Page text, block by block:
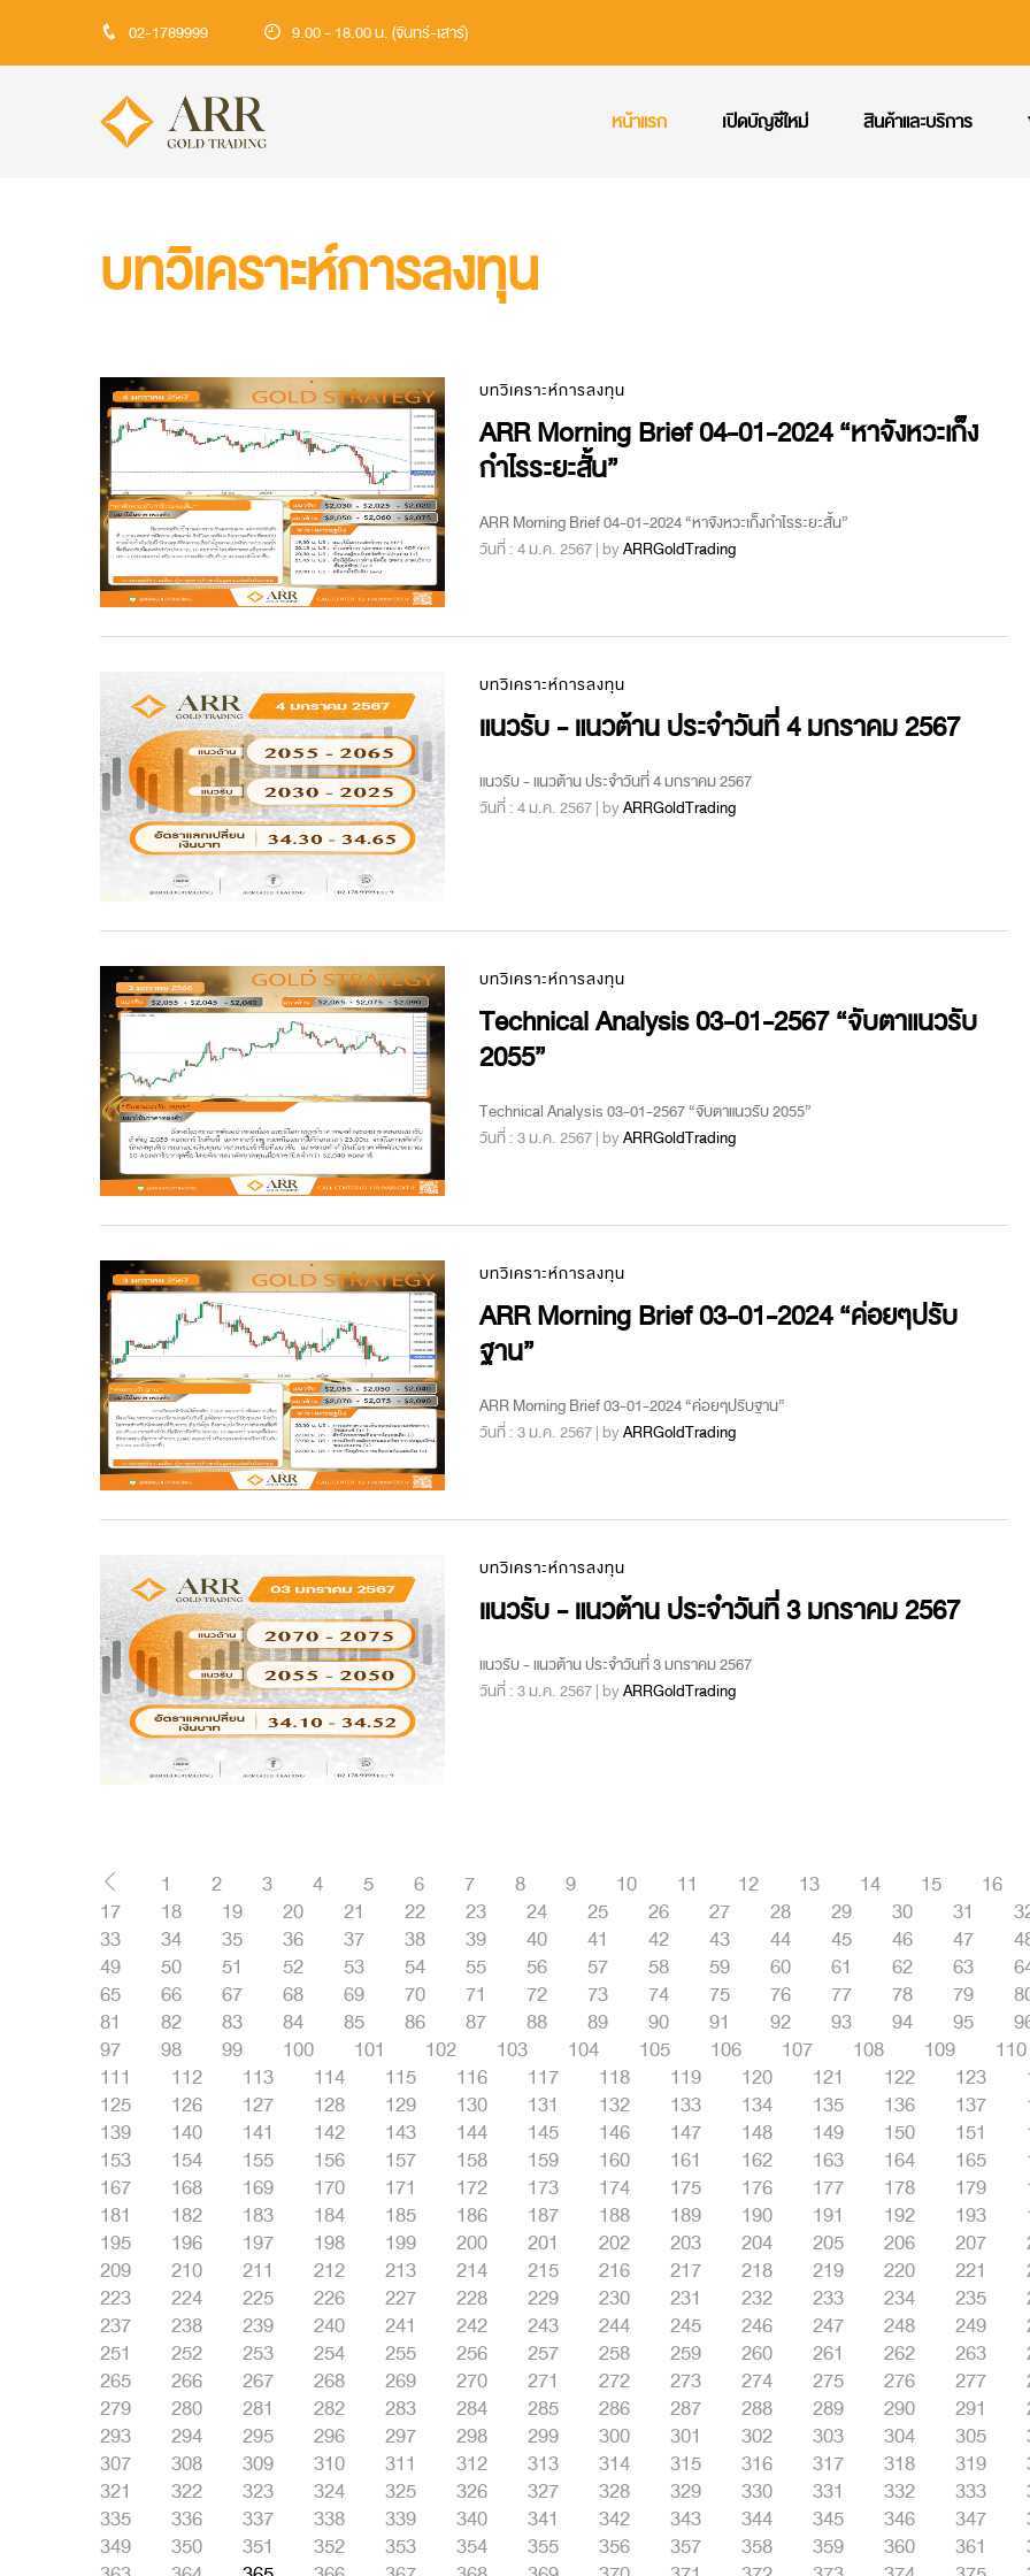
02-1789999 9.00 - 18.00 น. (จันทร์-เสาร์)
หน้าแรก เปิดบัญชีใหม่ สินค้าและบริการ
บทวิเคราะห์การลงทุน
บทวิเคราะห์การลงทุน
ARR Morning Brief 04-01-2024 “หาจังหวะเก็ง
กำไรระยะสั้น”
ARR Morning Brief 04-01-2024 “หาจังหวะเก็งกำไรระยะสั้น”
วันที่ : 4 ม.ค. 2567 | byARRGoldTrading
บทวิเคราะห์การลงทุน
แนวรับ - แนวต้าน ประจำวันที่ 4 มกราคม 2567
แนวรับ - แนวต้าน ประจำวันที่ 4 มกราคม 2567
วันที่ : 4 ม.ค. 2567 | byARRGoldTrading
บทวิเคราะห์การลงทุน
Technical Analysis 03-01-2567 “จับตาแนวรับ
2055”
Technical Analysis 03-01-2567 “จับตาแนวรับ 2055”
วันที่ : 3 ม.ค. 2567 | byARRGoldTrading
บทวิเคราะห์การลงทุน
ARR Morning Brief 03-01-2024 “ค่อยๆปรับ
ฐาน”
ARR Morning Brief 03-01-2024 “ค่อยๆปรับฐาน”
วันที่ : 3 ม.ค. 2567 | byARRGoldTrading
บทวิเคราะห์การลงทุน
แนวรับ - แนวต้าน ประจำวันที่ 3 มกราคม 2567
แนวรับ - แนวต้าน ประจำวันที่ 3 มกราคม 2567
วันที่ : 3 ม.ค. 2567 | byARRGoldTrading
1 2 3 4 5 6 7 8 9 10 11 12 13 14 15
16
17
18 19 20 21 22 23 24 25 26 27 28 29 30 31
33
34 35 36 37 38 39 40 41 42 43 44 45 46 47
49
50 51 52 53 54 55 56 57 58 59 60 61 62 63
65
66 67 68 69 70 71 72 73 74 75 76 77 78 79
81
82 83 84 85 86 87 88 89 90 91 92 93 94 95
97
98 99 100 101 102 103 104 105 106 107 108 109
110
111
112 113 114 115 116 117 118 119 120 121 122 123
125
126 127 128 129 130 131 132 133 134 135 136 137
139
140 141 142 143 144 145 146 147 148 149 150 151
153
154 155 156 157 158 159 160 161 162 163 164 165
167
168 169 170 171 172 173 174 175 176 177 178 179
181
182 183 184 185 186 187 188 189 190 191 192 193
195
196 197 198 199 200 201 202 203 204 205 206 207
209
210 211 212 213 214 215 216 217 218 219 220 221
223
224 225 226 227 228 229 230 231 232 233 234 235
237
238 239 240 241 242 243 244 245 246 247 248 249
251
252 253 254 255 256 257 258 259 260 261 262 263
265
266 267 268 269 270 271 272 273 274 275 276 277
279
280 281 282 283 284 285 286 287 288 289 290 291
293
294 295 296 297 298 299 300 301 302 303 304 305
307
308 309 310 311 312 313 314 315 316 317 318 319
321
322 323 324 325 326 327 328 329 330 331 332 333
335
336 337 338 339 340 341 342 343 344 345 346 347
349
350 351 352 353 354 355 356 357 358 359 360 361